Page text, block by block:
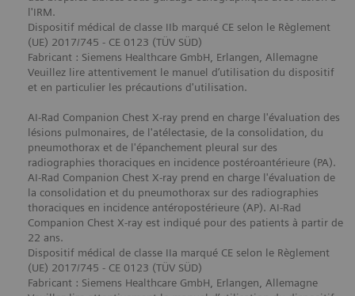
l'IRM.
Dispositif médical de classe IIb marqué CE selon le Règlement
(UE) 2017/745 - CE 0123 (TÜV SÜD)
Fabricant : Siemens Healthcare GmbH, Erlangen, Allemagne
Veuillez lire attentivement le manuel d’utilisation du dispositif
et en particulier les précautions d'utilisation.
AI-Rad Companion Chest X-ray prend en charge l'évaluation des
lésions pulmonaires, de l'atélectasie, de la consolidation, du
pneumothorax et de l'épanchement pleural sur des
radiographies thoraciques en incidence postéroantérieure (PA).
AI-Rad Companion Chest X-ray prend en charge l'évaluation de
la consolidation et du pneumothorax sur des radiographies
thoraciques en incidence antéropostérieure (AP). AI-Rad
Companion Chest X-ray est indiqué pour des patients à partir de
22 ans.
Dispositif médical de classe IIa marqué CE selon le Règlement
(UE) 2017/745 - CE 0123 (TÜV SÜD)
Fabricant : Siemens Healthcare GmbH, Erlangen, Allemagne